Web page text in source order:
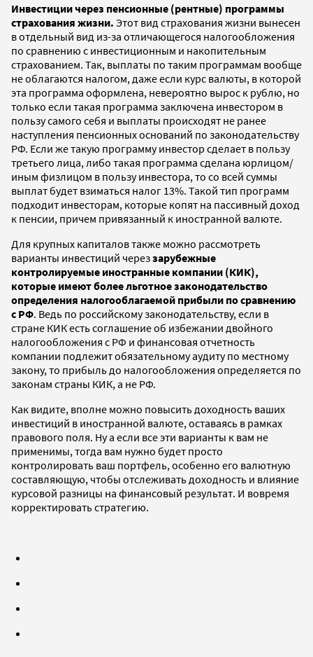
Инвестиции через пенсионные (рентные) программы
страхования жизни. Этот вид страхования жизни вынесен
в отдельный вид из-за отличающегося налогообложения
по сравнению с инвестиционным и накопительным
страхованием. Так, выплаты по таким программам вообще
не облагаются налогом, даже если курс валюты, в которой
эта программа оформлена, невероятно вырос к рублю, но
только если такая программа заключена инвестором в
пользу самого себя и выплаты происходят не ранее
наступления пенсионных оснований по законодательству
РФ. Если же такую программу инвестор сделает в пользу
третьего лица, либо такая программа сделана юрлицом/
иным физлицом в пользу инвестора, то со всей суммы
выплат будет взиматься налог 13%. Такой тип программ
подходит инвесторам, которые копят на пассивный доход
к пенсии, причем привязанный к иностранной валюте.
Для крупных капиталов также можно рассмотреть
варианты инвестиций череззарубежные
контролируемые иностранные компании (КИК),
которые имеют более льготное законодательство
определения налогооблагаемой прибыли по сравнению
с РФ. Ведь по российскому законодательству, если в
стране КИК есть соглашение об избежании двойного
налогообложения с РФ и финансовая отчетность
компании подлежит обязательному аудиту по местному
закону, то прибыль до налогообложения определяется по
законам страны КИК, а не РФ.
Как видите, вполне можно повысить доходность ваших
инвестиций в иностранной валюте, оставаясь в рамках
правового поля. Ну а если все эти варианты к вам не
применимы, тогда вам нужно будет просто
контролировать ваш портфель, особенно его валютную
составляющую, чтобы отслеживать доходность и влияние
курсовой разницы на финансовый результат. И вовремя
корректировать стратегию.